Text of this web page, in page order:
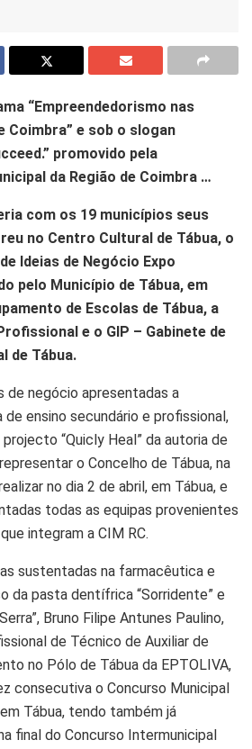
“Empreendedorismo nas
Coimbra” e sob o slogan
promovido pela
da Região de Coimbra …
com os 19 municípios seus
no Centro Cultural de Tábua, o
Ideias de Negócio Expo
pelo Município de Tábua, em
de Escolas de Tábua, a
e o GIP – Gabinete de
de Tábua.
de negócio apresentadas a
ensino secundário e profissional,
“Quicly Heal” da autoria de
o Concelho de Tábua, na
no dia 2 de abril, em Tábua, e
todas as equipas provenientes
integram a CIM RC.
sustentadas na farmacêutica e
da pasta dentífrica “Sorridente” e
Bruno Filipe Antunes Paulino,
de Técnico de Auxiliar de
no Pólo de Tábua da EPTOLIVA,
consecutiva o Concurso Municipal
Tábua, tendo também já
final do Concurso Intermunicipal